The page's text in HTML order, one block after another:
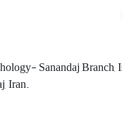
Sanandaj Branch,
Iran.